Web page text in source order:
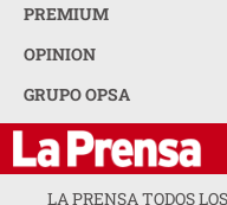
PREMIUM
OPINION
GRUPO OPSA
LA PRENSA TODOS